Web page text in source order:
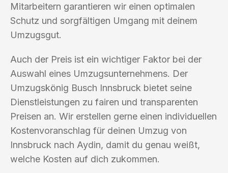
Mitarbeitern garantieren wir einen optimalen
Schutz und sorgfältigen Umgang mit deinem
Umzugsgut.
Auch der Preis ist ein wichtiger Faktor bei der
Auswahl eines Umzugsunternehmens. Der
Umzugskönig Busch Innsbruck bietet seine
Dienstleistungen zu fairen und transparenten
Preisen an. Wir erstellen gerne einen individuellen
Kostenvoranschlag für deinen Umzug von
Innsbruck nach Aydin, damit du genau weißt,
welche Kosten auf dich zukommen.